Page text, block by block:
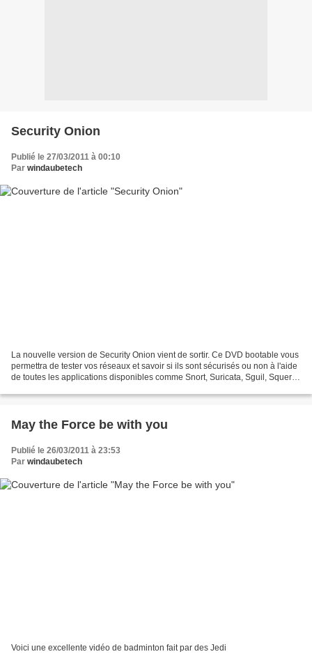
Security Onion
Publié le 27/03/2011 à 00:10
Par windaubetech
La nouvelle version de Security Onion vient de sortir. Ce DVD bootable vous
permettra de tester vos réseaux et savoir si ils sont sécurisés ou non à l'aide
de toutes les applications disponibles comme Snort, Suricata, Sguil, Squert,
May the Force be with you
Publié le 26/03/2011 à 23:53
Par windaubetech
Voici une excellente vidéo de badminton fait par des Jedi